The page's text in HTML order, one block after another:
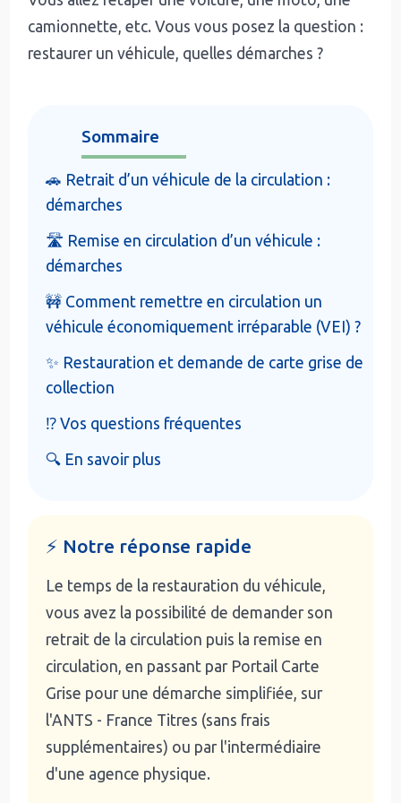
camionnette, etc. Vous vous posez la question :
restaurer un véhicule, quelles démarches ?
Sommaire
🚗 Retrait d’un véhicule de la circulation :
démarches
🛣️ Remise en circulation d’un véhicule :
démarches
🚧 Comment remettre en circulation un
véhicule économiquement irréparable (VEI) ?
✨ Restauration et demande de carte grise de
collection
⁉️ Vos questions fréquentes
🔍 En savoir plus
⚡ Notre réponse rapide
Le temps de la restauration du véhicule,
vous avez la possibilité de demander son
retrait de la circulation puis la remise en
circulation, en passant par Portail Carte
Grise pour une démarche simplifiée, sur
l'ANTS - France Titres (sans frais
supplémentaires) ou par l'intermédiaire
d'une agence physique.